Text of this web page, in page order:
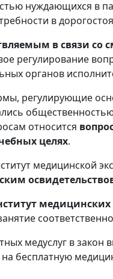
нуждающихся в
в
в связи со
регулирование
органов
регулирующие
относится
целях.
медицинской
медуслуг в закон
бесплатную